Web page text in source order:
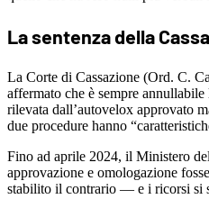
La sentenza della
La Corte di Cassazione (Ord. C.
affermato che è sempre
rilevata dall’autovelox approvato
due procedure hanno
Fino ad aprile 2024, il Ministero
approvazione e omologazione
stabilito il contrario — e i ricorsi si